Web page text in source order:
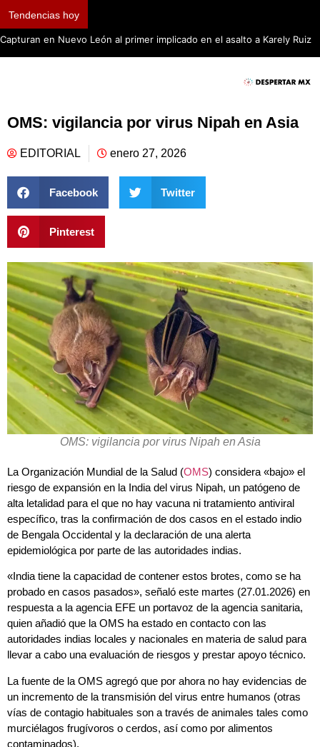
Tendencias hoy
Capturan en Nuevo León al primer implicado en el asalto a Karely Ruiz
OMS: vigilancia por virus Nipah en Asia
EDITORIAL enero 27, 2026
Facebook Twitter
Pinterest
OMS: vigilancia por virus Nipah en Asia
La Organización Mundial de la Salud (OMS) considera «bajo» el
riesgo de expansión en la India del virus Nipah, un patógeno de
alta letalidad para el que no hay vacuna ni tratamiento antiviral
específico, tras la confirmación de dos casos en el estado indio
de Bengala Occidental y la declaración de una alerta
epidemiológica por parte de las autoridades indias.
«India tiene la capacidad de contener estos brotes, como se ha
probado en casos pasados», señaló este martes (27.01.2026) en
respuesta a la agencia EFE un portavoz de la agencia sanitaria,
quien añadió que la OMS ha estado en contacto con las
autoridades indias locales y nacionales en materia de salud para
llevar a cabo una evaluación de riesgos y prestar apoyo técnico.
La fuente de la OMS agregó que por ahora no hay evidencias de
un incremento de la transmisión del virus entre humanos (otras
vías de contagio habituales son a través de animales tales como
murciélagos frugívoros o cerdos, así como por alimentos
contaminados).